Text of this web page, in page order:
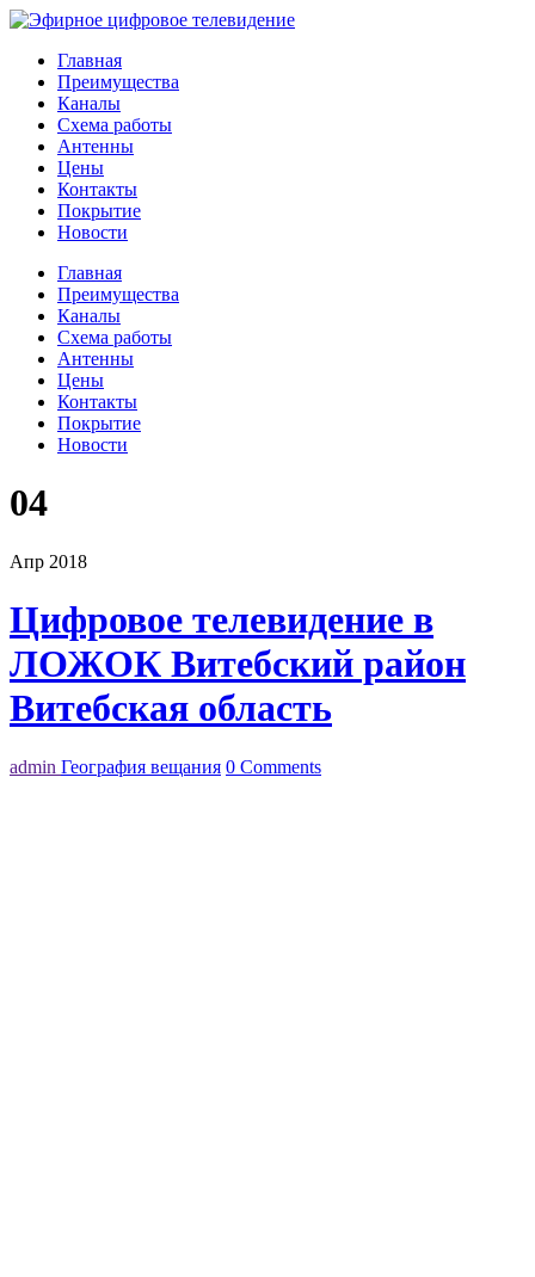
Главная
Преимущества
Каналы
Схема работы
Антенны
Цены
Контакты
Покрытие
Новости
Главная
Преимущества
Каналы
Схема работы
Антенны
Цены
Контакты
Покрытие
Новости
04
Апр 2018
Цифровое телевидение в
ЛОЖОК Витебский район
Витебская область
admin География вещания 0 Comments